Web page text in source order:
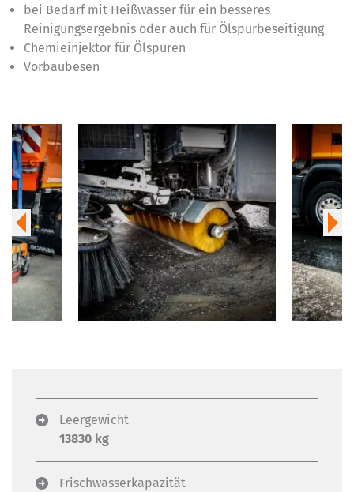
bei Bedarf mit Heißwasser für ein besseres
Reinigungsergebnis oder auch für Ölspurbeseitigung
Chemieinjektor für Ölspuren
Vorbaubesen
Leergewicht
13830 kg
Frischwasserkapazität